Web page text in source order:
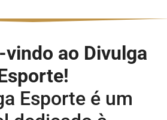
vindo ao Divulga
Esporte é um